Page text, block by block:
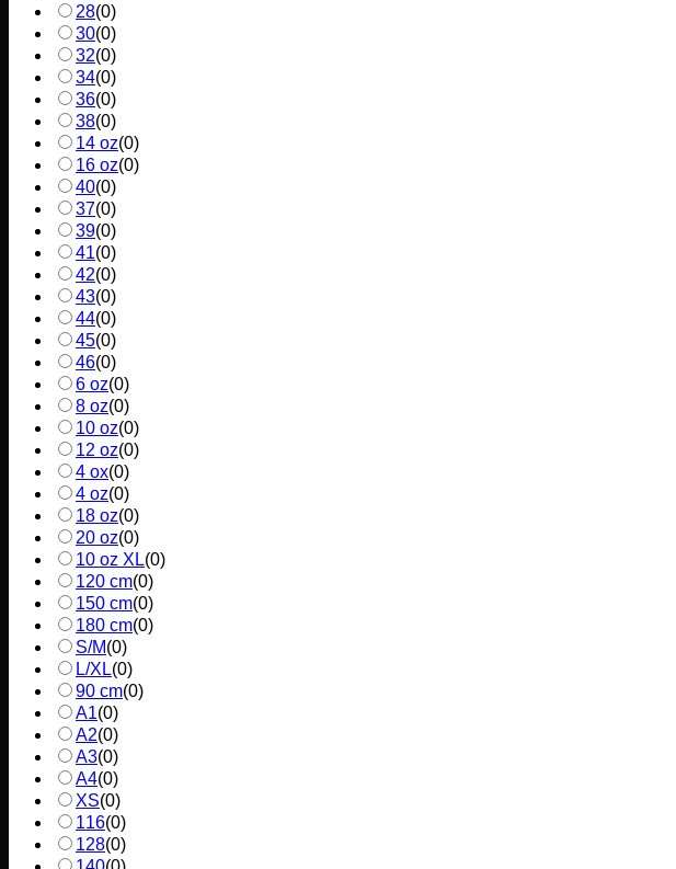
28(0)
30(0)
32(0)
34(0)
36(0)
38(0)
14 oz(0)
16 oz(0)
40(0)
37(0)
39(0)
41(0)
42(0)
43(0)
44(0)
45(0)
46(0)
6 oz(0)
8 oz(0)
10 oz(0)
12 oz(0)
4 ox(0)
4 oz(0)
18 oz(0)
20 oz(0)
10 oz XL(0)
120 cm(0)
150 cm(0)
180 cm(0)
S/M(0)
L/XL(0)
90 cm(0)
A1(0)
A2(0)
A3(0)
A4(0)
XS(0)
116(0)
128(0)